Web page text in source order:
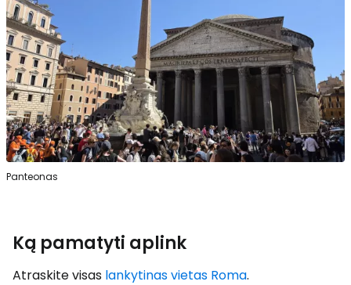
Panteonas
Ką pamatyti aplink
Atraskite visas lankytinas vietas Roma.